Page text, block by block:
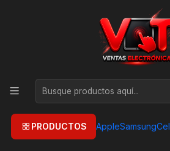
PRODUCTOS AppleSamsung